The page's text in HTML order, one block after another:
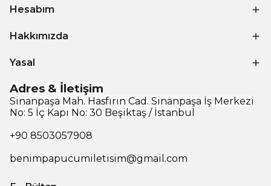
Hesabım
Hakkımızda
Yasal
Adres & İletişim
Sinanpaşa Mah. Hasfırın Cad. Sinanpaşa İş Merkezi
No: 5 İç Kapı No: 30 Beşiktaş / İstanbul
+90 8503057908
benimpapucumiletisim@gmail.com